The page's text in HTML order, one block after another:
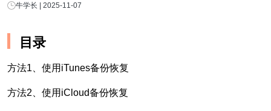
牛学长 | 2025-11-07
目录
方法1、使用iTunes备份恢复
方法2、使用iCloud备份恢复